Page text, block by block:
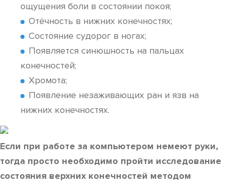
ощущения боли в состоянии покоя;
Отёчность в нижних конечностях;
Состояние судорог в ногах;
Появляется синюшность на пальцах
конечностей;
Хромота;
Появление незаживающих ран и язв на
нижних конечностях.
Если при работе за компьютером немеют руки,
тогда просто необходимо пройти исследование
состояния верхних конечностей методом